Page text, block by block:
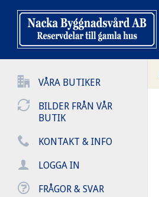
VÅRA BUTIKER
BILDER FRÅN VÅR
BUTIK
KONTAKT & INFO
LOGGA IN
FRÅGOR & SVAR